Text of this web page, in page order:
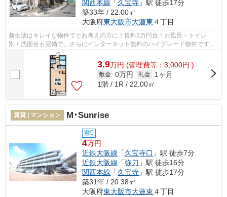
関西本線 「久宝寺 」駅 徒歩17分
築33年 / 22.00㎡
大阪府東大阪市大蓮東 ４丁目
新生活はキレイな物件でとお考えの方に！賃料3万円台！お風呂・トイレ
別！洗面台も完備で、さらにインターネット無料のハイグレード物件です！
2階建のハイツが立ち並ぶ小さな街のよう...
3.9万円 (管理費等：3,000円 )
敷金 0万円 礼金
1ヶ月
1階 / 1R / 22.00㎡
賃貸 | マンション M･Sunrise
敷0
4万円
近鉄大阪線 「久宝寺口 」駅 徒歩7分
近鉄大阪線 「弥刀 」駅 徒歩16分
関西本線 「久宝寺 」駅 徒歩17分
築31年 / 20.38㎡
大阪府東大阪市大蓮東 ４丁目